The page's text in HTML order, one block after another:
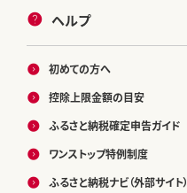
ヘルプ
初めての方へ
控除上限金額の目安
ふるさと納税確定申告ガイド
ワンストップ特例制度
ふるさと納税ナビ（外部サイト）